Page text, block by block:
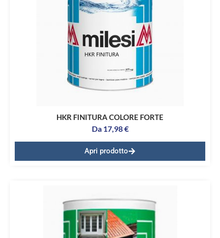
HKR FINITURA COLORE FORTE
Da 17,98€
Apri prodotto